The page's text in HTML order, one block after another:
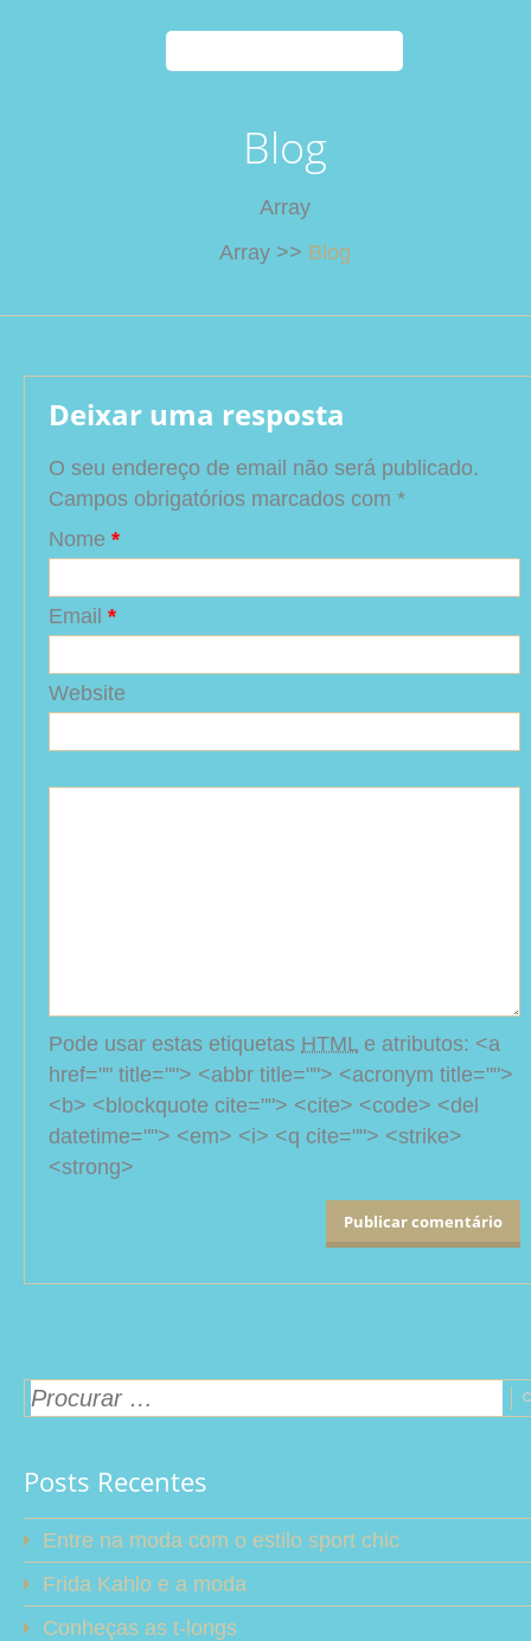
Blog
Array
Array >> Blog
Deixar uma resposta
O seu endereço de email não será publicado.
Campos obrigatórios marcados com *
Nome *
Email *
Website
Pode usar estas etiquetas HTMLe atributos: <a
href="" title=""> <abbr title=""> <acronym title="">
<b> <blockquote cite=""> <cite> <code> <del
datetime=""> <em> <i> <q cite=""> <strike>
<strong>
Posts Recentes
Entre na moda com o estilo sport chic
Frida Kahlo e a moda
Conheças as t-longs